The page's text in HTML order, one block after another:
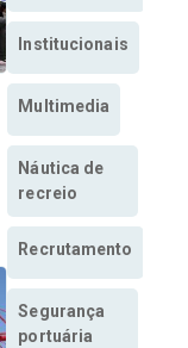
Institucionais
Multimedia
Náutica de
recreio
Recrutamento
Segurança
portuária